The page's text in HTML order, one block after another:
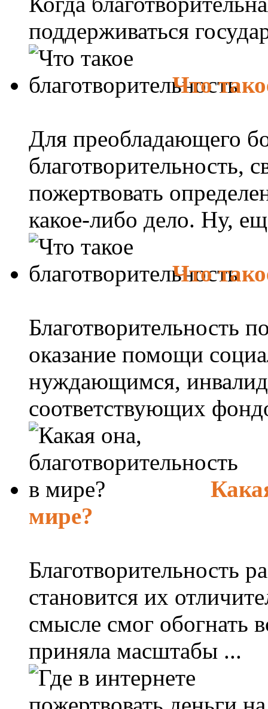
поддерживаться
Что
Для преобладающего
благотворительность,
пожертвовать
какое-либо дело. Ну,
Что
Благотворительность
оказание помощи
нуждающимся,
соответствующих
мире?
Благотворительность
становится их
смысле смог обогнать
приняла масштабы ...